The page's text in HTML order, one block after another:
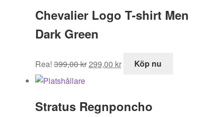
Chevalier Logo T-shirt Men
Dark Green
Rea! 399,00kr
ursprungliga
399,00 kr.
299,00 kr
nuvarande
299,00 kr.
Köp nu
Stratus Regnponcho